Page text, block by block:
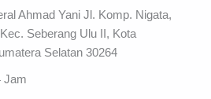
Ahmad Yani Jl. Komp. Nigata,
Seberang Ulu II, Kota
Selatan 30264
Jam